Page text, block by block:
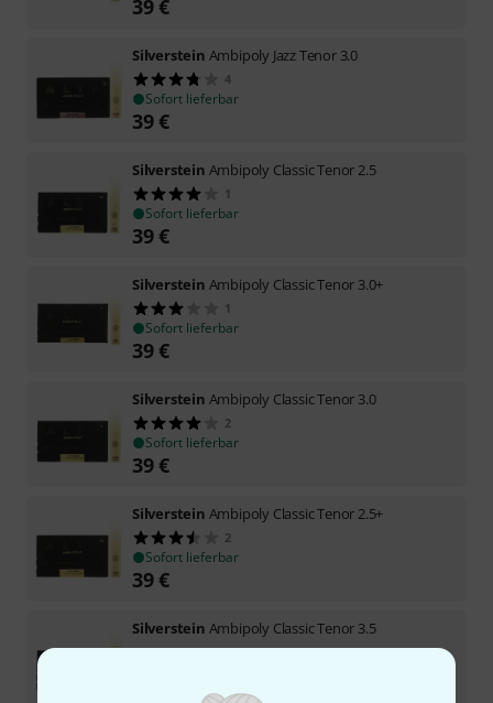
39€
Silverstein Ambipoly Jazz Tenor 3.0
4
Sofort lieferbar
39€
Silverstein Ambipoly Classic Tenor 2.5
1
Sofort lieferbar
39€
Silverstein Ambipoly Classic Tenor 3.0+
1
Sofort lieferbar
39€
Silverstein Ambipoly Classic Tenor 3.0
2
Sofort lieferbar
39€
Silverstein Ambipoly Classic Tenor 2.5+
2
Sofort lieferbar
39€
Silverstein Ambipoly Classic Tenor 3.5